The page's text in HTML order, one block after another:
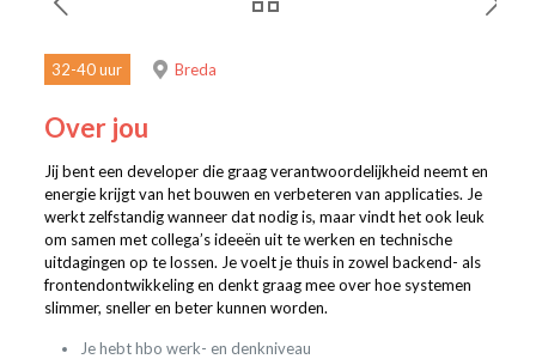
32-40 uur Breda
Over jou
Jij bent een developer die graag verantwoordelijkheid neemt en
energie krijgt van het bouwen en verbeteren van applicaties. Je
werkt zelfstandig wanneer dat nodig is, maar vindt het ook leuk
om samen met collega’s ideeën uit te werken en technische
uitdagingen op te lossen. Je voelt je thuis in zowel backend- als
frontendontwikkeling en denkt graag mee over hoe systemen
slimmer, sneller en beter kunnen worden.
Je hebt hbo werk- en denkniveau